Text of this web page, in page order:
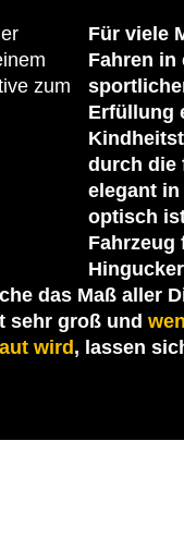
Für viele
Fahren in
Erfüllung
durch die
elegant
optisch
Fahrzeug
das Maß aller
sehr groß und
wird , lassen